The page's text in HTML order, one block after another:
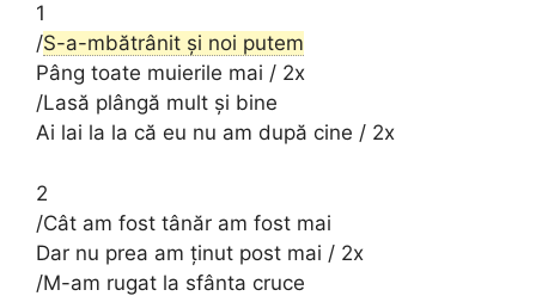
1
/S-a-mbătrânit și noi putem
Pâng toate muierile mai / 2x
/Lasă plângă mult și bine
Ai lai la la că eu nu am după cine / 2x
2
/Cât am fost tânăr am fost mai
Dar nu prea am ținut post mai / 2x
/M-am rugat la sfânta cruce